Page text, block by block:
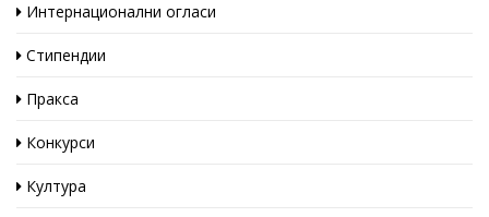
Интернационални огласи
Стипендии
Пракса
Конкурси
Култура